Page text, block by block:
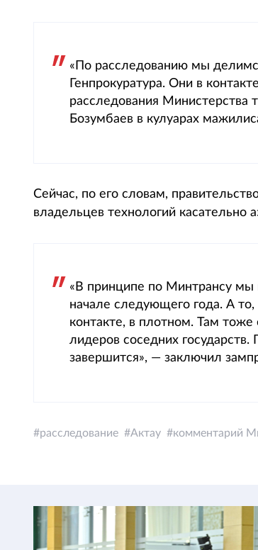
«По расследованию мы
Генпрокуратура. Они в
расследования Министерства
Бозумбаев в кулуарах
Сейчас, по его словам,
владельцев технологий касательно
«В принципе по Минтрансу мы
начале следующего года. А то,
контакте, в плотном. Там
лидеров соседних
завершится», — заключил
расследование Актау комментарий